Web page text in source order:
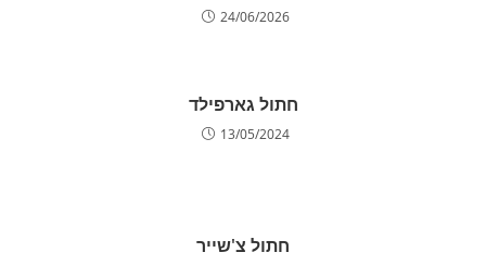
24/06/2026
חתול גארפילד
13/05/2024
חתול צ'שייר